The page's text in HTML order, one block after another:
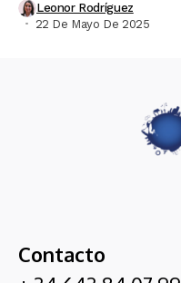
Leonor Rodríguez
22 De Mayo De 2025
Contacto